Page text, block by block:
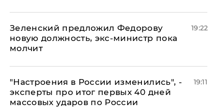
Зеленский предложил Федорову
новую должность, экс-министр пока
молчит
19:22
"Настроения в России изменились", -
эксперты про итог первых 40 дней
массовых ударов по России
19:11